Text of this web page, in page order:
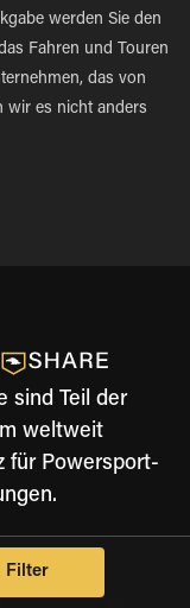
werden Sie den
Fahren und Touren
das von
wir es nicht anders
sind Teil der
weltweit
für Powersport-
Filter